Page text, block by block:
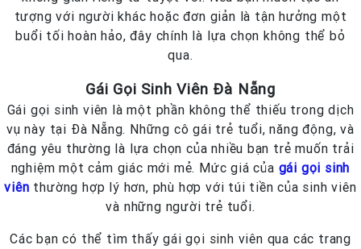
tượng với người khác hoặc đơn giản là tận hưởng một
buổi tối hoàn hảo, đây chính là lựa chọn không thể bỏ
qua.
Gái Gọi Sinh Viên Đà Nẵng
Gái gọi sinh viên là một phần không thể thiếu trong dịch
vụ này tại Đà Nẵng. Những cô gái trẻ tuổi, năng động, và
đáng yêu thường là lựa chọn của nhiều bạn trẻ muốn trải
nghiệm một cảm giác mới mẻ. Mức giá của gái gọi sinh
viên thường hợp lý hơn, phù hợp với túi tiền của sinh viên
và những người trẻ tuổi.
Các bạn có thể tìm thấy gái gọi sinh viên qua các trang